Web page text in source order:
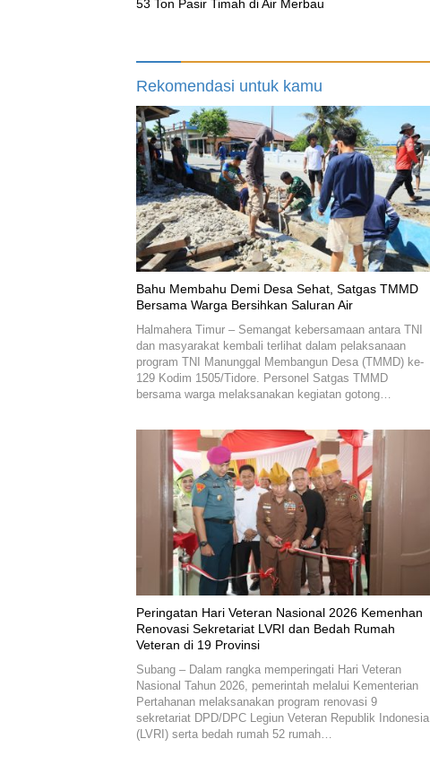
53 Ton Pasir Timah di Air Merbau
Rekomendasi untuk kamu
Bahu Membahu Demi Desa Sehat, Satgas TMMD
Bersama Warga Bersihkan Saluran Air
Halmahera Timur – Semangat kebersamaan antara TNI
dan masyarakat kembali terlihat dalam pelaksanaan
program TNI Manunggal Membangun Desa (TMMD) ke-
129 Kodim 1505/Tidore. Personel Satgas TMMD
bersama warga melaksanakan kegiatan gotong…
Peringatan Hari Veteran Nasional 2026 Kemenhan
Renovasi Sekretariat LVRI dan Bedah Rumah
Veteran di 19 Provinsi
Subang – Dalam rangka memperingati Hari Veteran
Nasional Tahun 2026, pemerintah melalui Kementerian
Pertahanan melaksanakan program renovasi 9
sekretariat DPD/DPC Legiun Veteran Republik Indonesia
(LVRI) serta bedah rumah 52 rumah…